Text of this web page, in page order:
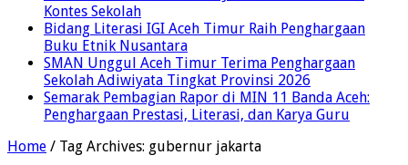
Kontes Sekolah
Bidang Literasi IGI Aceh Timur Raih Penghargaan
Buku Etnik Nusantara
SMAN Unggul Aceh Timur Terima Penghargaan
Sekolah Adiwiyata Tingkat Provinsi 2026
Semarak Pembagian Rapor di MIN 11 Banda Aceh:
Penghargaan Prestasi, Literasi, dan Karya Guru
Home / Tag Archives: gubernur jakarta